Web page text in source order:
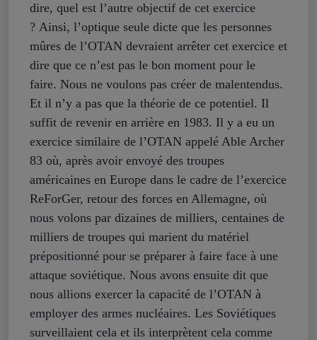
dire, quel est l’autre objectif de cet exercice
? Ainsi, l’optique seule dicte que les personnes
mûres de l’OTAN devraient arrêter cet exercice et
dire que ce n’est pas le bon moment pour le
faire. Nous ne voulons pas créer de malentendus.
Et il n’y a pas que la théorie de ce potentiel. Il
suffit de revenir en arrière en 1983. Il y a eu un
exercice similaire de l’OTAN appelé Able Archer
83 où, après avoir envoyé des troupes
américaines en Europe dans le cadre de l’exercice
ReForGer, retour des forces en Allemagne, où
nous volons par dizaines de milliers, centaines de
milliers de troupes qui marient du matériel
prépositionné pour se préparer à faire face à une
attaque soviétique. Nous avons ensuite dit que
nous allions exercer la capacité de l’OTAN à
employer des armes nucléaires. Les Soviétiques
surveillaient cela et ils interprètent cela comme